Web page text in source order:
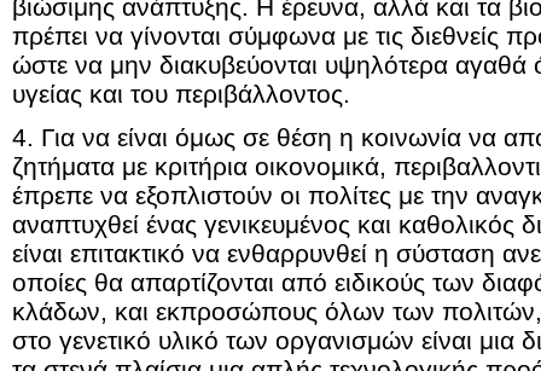
βιώσιμης ανάπτυξης. Η έρευνα, αλλά και τα
πρέπει να γίνονται σύμφωνα με τις διεθνείς
ώστε να μην διακυβεύονται υψηλότερα αγαθά
υγείας και του περιβάλλοντος.
4. Για να είναι όμως σε θέση η κοινωνία να
ζητήματα με κριτήρια οικονομικά,
έπρεπε να εξοπλιστούν οι πολίτες με την
αναπτυχθεί ένας γενικευμένος και καθολικός
είναι επιτακτικό να ενθαρρυνθεί η σύσταση
οποίες θα απαρτίζονται από ειδικούς των
κλάδων, και εκπροσώπους όλων των πολιτών,
στο γενετικό υλικό των οργανισμών είναι μια